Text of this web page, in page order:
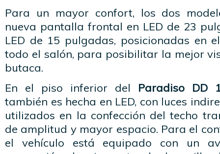
Para un mayor confort, los dos
nueva pantalla frontal en LED de 23
LED de 15 pulgadas, posicionadas en
todo el salón, para posibilitar la mejor
butaca.
En el piso inferior del Paradiso DD
también es hecha en LED, con luces
utilizados en la confección del techo
de amplitud y mayor espacio. Para el
el vehículo está equipado con un